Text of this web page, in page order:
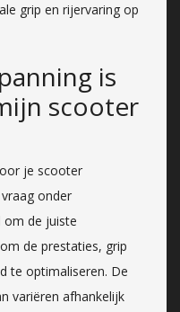
grip en rijervaring op
is
scooter
je scooter
onder
om de juiste
de prestaties, grip
te optimaliseren. De
variëren afhankelijk